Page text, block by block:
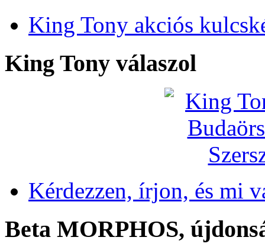
King Tony akciós
King Tony válaszol
Kérdezzen, írjon, és mi
Beta MORPHOS,